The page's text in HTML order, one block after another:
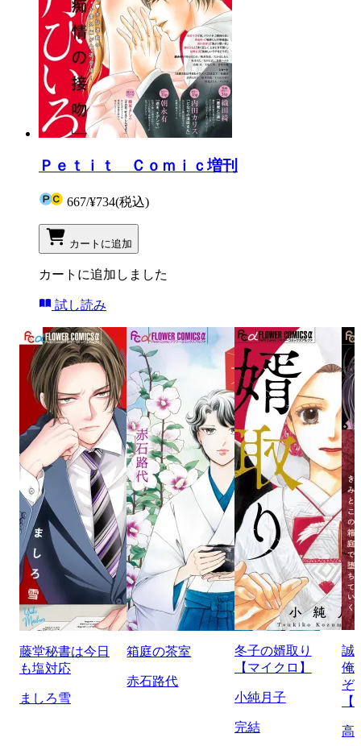
Ｐｅｔｉｔ Ｃｏｍｉｃ増刊
667/¥734(税込)
カートに追加
カートに追加しました
試し読み
藤堂秘書は今日
も塩対応
ましろ雪
箱庭の茶室
赤石路代
冬子の婿取り
【マイクロ】
小純月子
完結
誠
俺
ぞ
高